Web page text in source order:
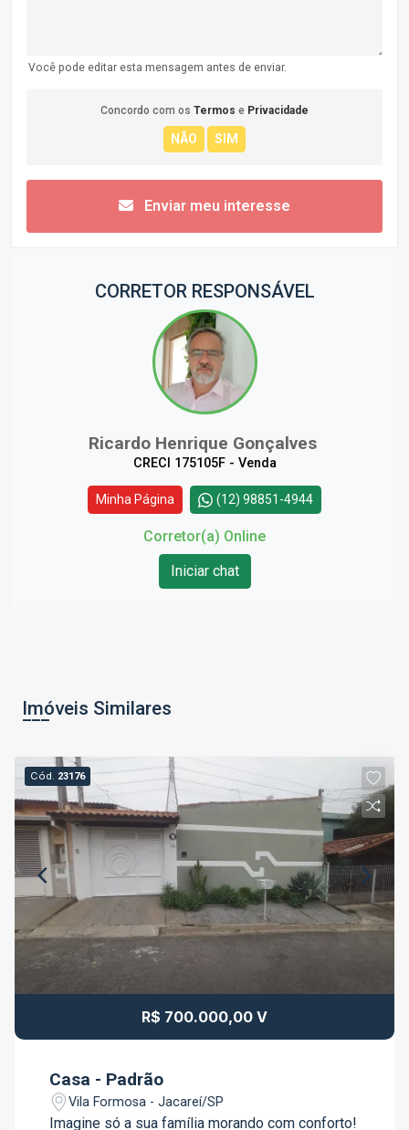
Você pode editar esta mensagem antes de enviar.
Concordo com os Termos e Privacidade
Enviar meu interesse
CORRETOR RESPONSÁVEL
Ricardo Henrique Gonçalves
CRECI 175105F - Venda
Minha Página (12) 98851-4944
Corretor(a) Online
Iniciar chat
Imóveis Similares
Cód. 23176
R$ 700.000,00 V
Casa - Padrão
Vila Formosa - Jacareí/SP
Imagine só a sua família morando com conforto!